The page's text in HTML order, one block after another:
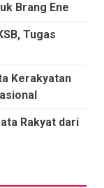
Brang Ene
Tugas
Kerakyatan
Rakyat dari